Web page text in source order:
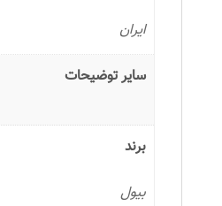
ایران
سایر توضیحات
برند
بیول